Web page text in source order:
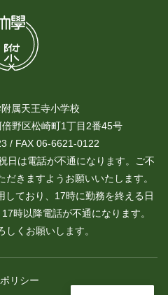
属天王寺小学校
野区松崎町1丁目2番45号
/ FAX 06-6621-0122
日は電話が不通になります。ご不
きますようお願いいたします。
ており、17時に勤務を終える日
時以降電話が不通になります。
しくお願いします。
リシー